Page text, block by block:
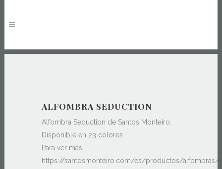
ALFOMBRA SEDUCTION
Alfombra Seduction de Santos Monteiro.
Disponible en 23 colores.
Para ver más:
https://santosmonteiro.com/es/productos/alfombras/